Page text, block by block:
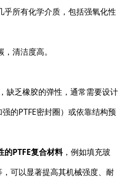
乎所有化学介质，包括强氧化性
清洁度高。
缺乏橡胶的弹性，通常需要设计
的PTFE密封圈）或依靠结构预
的PTFE复合材料，例如填充玻
可以显著提高其机械强度、耐